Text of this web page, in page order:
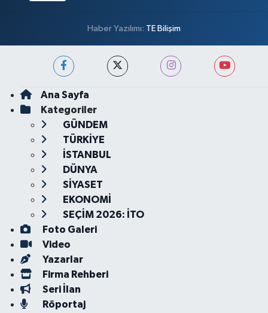
Haber Yazılımı: TE Bilişim
Ana Sayfa
Kategoriler
GÜNDEM
TÜRKİYE
İSTANBUL
DÜNYA
SİYASET
EKONOMİ
SEÇİM 2026: İTO
Foto Galeri
Video
Yazarlar
Firma Rehberi
Seri İlan
Röportaj